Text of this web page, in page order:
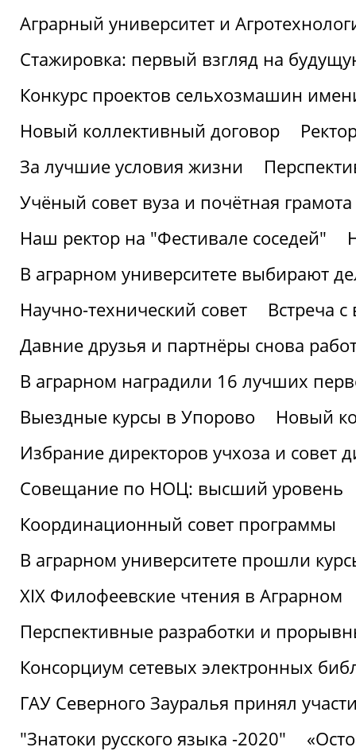
Аграрный университет и
Стажировка: первый взгляд на
Конкурс проектов сельхозмашин
Новый коллективный договор
За лучшие условия жизни
Учёный совет вуза и почётная
Наш ректор на "Фестивале соседей"
В аграрном университете выбирают
Научно-технический совет
Встреча
Давние друзья и партнёры снова
В аграрном наградили 16 лучших
Выездные курсы в Упорово
Новый
Избрание директоров учхоза и совет
Совещание по НОЦ: высший уровень
Координационный совет программы
В аграрном университете прошли
XIX Филофеевские чтения в Аграрном
Перспективные разработки и
Консорциум сетевых электронных
ГАУ Северного Зауралья принял
"Знатоки русского языка -2020"